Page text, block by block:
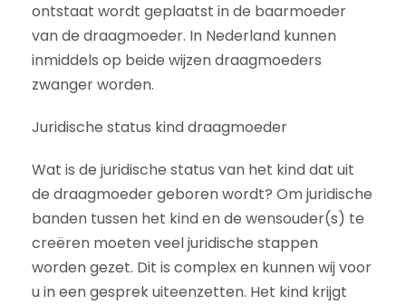
ontstaat wordt geplaatst in de baarmoeder
van de draagmoeder. In Nederland kunnen
inmiddels op beide wijzen draagmoeders
zwanger worden.
Juridische status kind draagmoeder
Wat is de juridische status van het kind dat uit
de draagmoeder geboren wordt? Om juridische
banden tussen het kind en de wensouder(s) te
creëren moeten veel juridische stappen
worden gezet. Dit is complex en kunnen wij voor
u in een gesprek uiteenzetten. Het kind krijgt